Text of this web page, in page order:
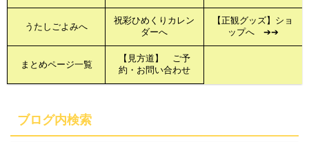
うたしごよみへ
祝彩ひめくりカレン
ダーへ
【正観グッズ】ショ
ップへ ➔➔
まとめページ一覧
【見方道】 ご予
約・お問い合わせ
ブログ内検索